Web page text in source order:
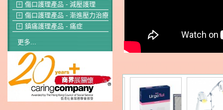
＋ 傷口護理產品 - 減壓護理
＋ 傷口護理產品 - 漸進壓力治療
＋ 鎮痛護理產品 - 痛症
更多...